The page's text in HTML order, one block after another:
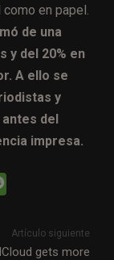
en papel.
de una
y del 20% en
A ello se
y
del
impresa.
s
Artículo siguiente
gets more